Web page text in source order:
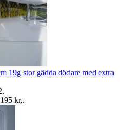
19g stor gädda dödare med extra
.
195 kr,.